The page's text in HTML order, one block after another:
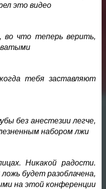
это видео
во что теперь верить,
тебя заставляют
без анестезии легче,
набором лжи
Никакой радости.
будет разоблачена,
на этой конференции